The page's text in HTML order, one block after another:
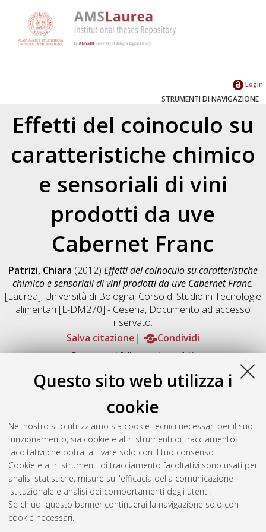
Questo sito web utilizza i
cookie
Nel nostro sito utilizziamo sia cookie tecnici necessari per il suo
funzionamento, sia cookie e altri strumenti di tracciamento
facoltativi che potrai attivare solo con il tuo consenso.
Cookie e altri strumenti di tracciamento facoltativi sono usati per
analisi statistiche, misure sull'efficacia della comunicazione
istituzionale e analisi dei comportamenti degli utenti.
Se chiudi questo banner continuerai la navigazione solo con i
cookie necessari.
Login
STRUMENTI DI NAVIGAZIONE
Effetti del coinoculo su
caratteristiche chimico
e sensoriali di vini
prodotti da uve
Cabernet Franc
Patrizi, Chiara (2012) Effetti del coinoculo su caratteristiche
chimico e sensoriali di vini prodotti da uve Cabernet Franc.
[Laurea], Università di Bologna, Corso di Studio in Tecnologie
alimentari [L-DM270] - Cesena, Documento ad accesso
riservato.
Salva citazione
Condividi
Documenti full-text disponibili:
Documento PDF
Full-text non accessibile
Download (1MB) |
Abstract
Altri metadati
Gestione del documento: